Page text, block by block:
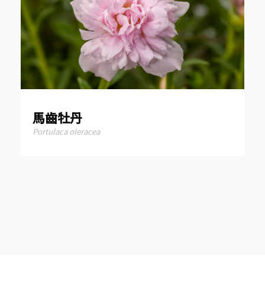
馬齒牡丹
Portulaca oleracea